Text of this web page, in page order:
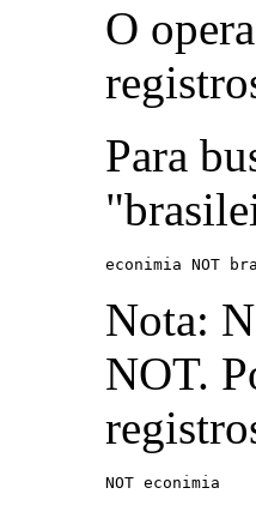
O
Para
econimia NOT
Nota:
NOT.
NOT econimia